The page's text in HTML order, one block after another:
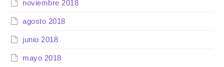
noviembre 2018
agosto 2018
junio 2018
mayo 2018